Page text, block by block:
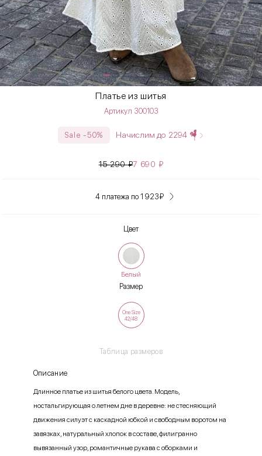
Платье из шитья
Артикул 300103
Sale -50% Начислим до 2294
15 290₽7 690 ₽
4 платежа по 1 923₽
Цвет
Белый
Размер
Таблица размеров
One Size
42/48
Описание
Длинное платье из шитья белого цвета. Модель,
ностальгирующая о летнем дне в деревне: не стесняющий
движения силуэт с каскадной юбкой и свободным воротом на
завязках, натуральный хлопок в составе, филигранно
вывязанный узор, романтичные рукава с оборками и